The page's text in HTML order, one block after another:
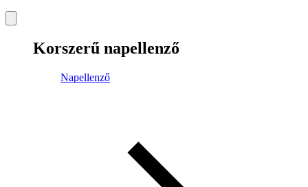
Korszerű napellenző
Napellenző